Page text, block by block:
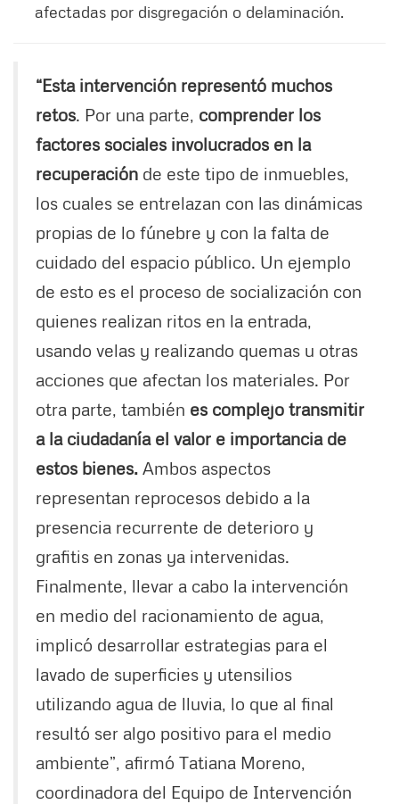
afectadas por disgregación o delaminación.
“Esta intervención representó muchos
retos. Por una parte, comprender los
factores sociales involucrados en la
recuperación de este tipo de inmuebles,
los cuales se entrelazan con las dinámicas
propias de lo fúnebre y con la falta de
cuidado del espacio público. Un ejemplo
de esto es el proceso de socialización con
quienes realizan ritos en la entrada,
usando velas y realizando quemas u otras
acciones que afectan los materiales. Por
otra parte, también es complejo transmitir
a la ciudadanía el valor e importancia de
estos bienes. Ambos aspectos
representan reprocesos debido a la
presencia recurrente de deterioro y
grafitis en zonas ya intervenidas.
Finalmente, llevar a cabo la intervención
en medio del racionamiento de agua,
implicó desarrollar estrategias para el
lavado de superficies y utensilios
utilizando agua de lluvia, lo que al final
resultó ser algo positivo para el medio
ambiente”, afirmó Tatiana Moreno,
coordinadora del Equipo de Intervención